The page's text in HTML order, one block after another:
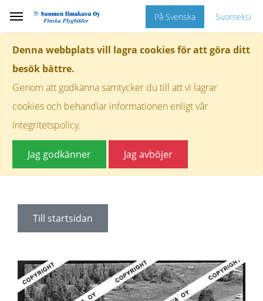
Denna webbplats vill lagra cookies för att göra ditt
besök bättre.
Genom att godkänna samtycker du till att vi lagrar
cookies och behandlar informationen enligt vår
integritetspolicy.
Jag godkänner Jag avböjer
På Svenska Suomeksi
Till startsidan